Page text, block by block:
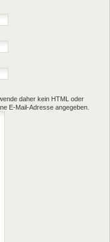
daher kein HTML oder
E-Mail-Adresse angegeben.